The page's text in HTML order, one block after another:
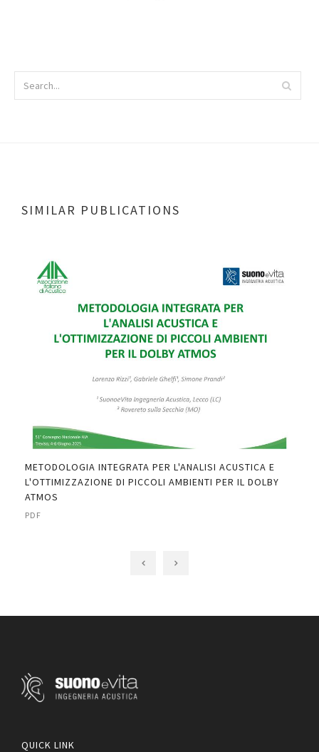
SIMILAR PUBLICATIONS
METODOLOGIA INTEGRATA PER L'ANALISI ACUSTICA E
L'OTTIMIZZAZIONE DI PICCOLI AMBIENTI PER IL DOLBY
ATMOS
PDF
QUICK LINK